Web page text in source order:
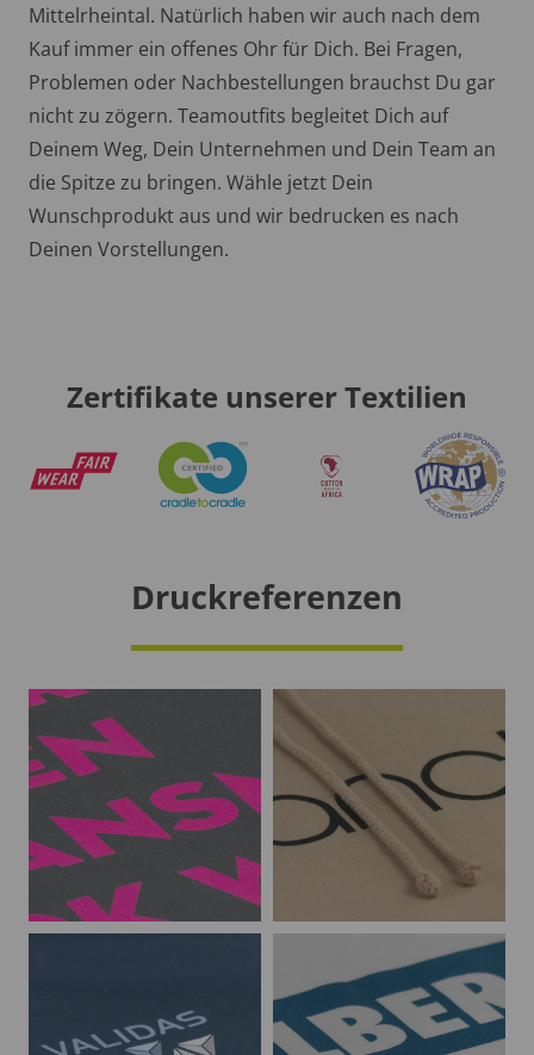
Mittelrheintal. Natürlich haben wir auch nach dem
Kauf immer ein offenes Ohr für Dich. Bei Fragen,
Problemen oder Nachbestellungen brauchst Du gar
nicht zu zögern. Teamoutfits begleitet Dich auf
Deinem Weg, Dein Unternehmen und Dein Team an
die Spitze zu bringen. Wähle jetzt Dein
Wunschprodukt aus und wir bedrucken es nach
Deinen Vorstellungen.
Zertifikate unserer Textilien
Druckreferenzen